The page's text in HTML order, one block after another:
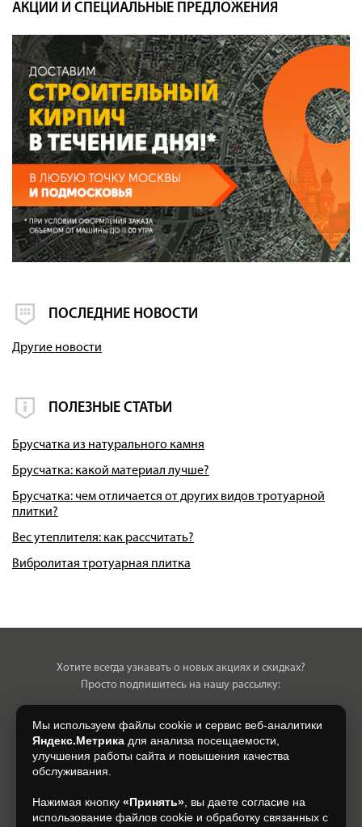
АКЦИИ И СПЕЦИАЛЬНЫЕ ПРЕДЛОЖЕНИЯ
ПОСЛЕДНИЕ НОВОСТИ
Другие новости
ПОЛЕЗНЫЕ СТАТЬИ
Брусчатка из натурального камня
Брусчатка: какой материал лучше?
Брусчатка: чем отличается от других видов тротуарной
плитки?
Вес утеплителя: как рассчитать?
Вибролитая тротуарная плитка
Хотите всегда узнавать о новых акциях и скидках?
Просто подпишитесь на нашу рассылку:
Нажимая на кнопку, я даю свое согласие на обработку моих
персональных данных, на условиях и для целей, определенных в
Подписаться
Мы используем файлы cookie и сервис веб-аналитики
Яндекс.Метрика для анализа посещаемости,
улучшения работы сайта и повышения качества
обслуживания.
Нажимая кнопку «Принять» , вы даете согласие на
использование файлов cookie и обработку связанных с